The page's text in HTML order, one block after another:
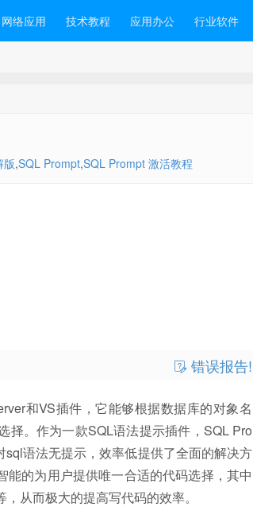
网络应用 技术教程 应用办公 行业软件
版,SQL Prompt,SQL Prompt 激活教程
错误报告!
和VS插件，它能够根据数据库的对象名
择。作为一款SQL语法提示插件，SQL Pro
语法无提示，效率低提供了全面的解决方
的为用户提供唯一合适的代码选择，其中
从而极大的提高写代码的效率。